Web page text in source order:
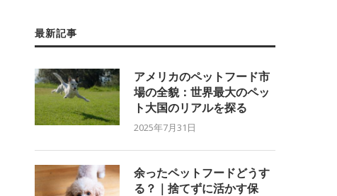
最新記事
アメリカのペットフード市
場の全貌：世界最大のペッ
ト大国のリアルを探る
2025年7月31日
余ったペットフードどうす
る？｜捨てずに活かす保